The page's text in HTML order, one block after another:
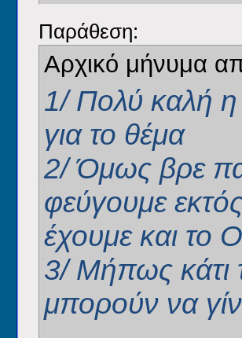
Παράθεση:
Αρχικό μήνυμα
1/ Πολύ καλή η
για το θέμα
2/ Όμως βρε
φεύγουμε
έχουμε και το O
3/ Μήπως κάτι
μπορούν να